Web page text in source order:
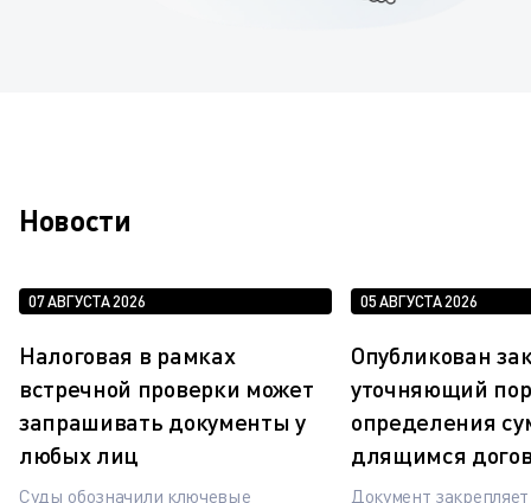
Новости
07 АВГУСТА 2026
Налоговая в рамках
встречной проверки может
запрашивать документы у
любых лиц
Суды обозначили ключевые
05 АВГУСТА 2026
Опубликован
уточняющий
определения
длящимся
Документ